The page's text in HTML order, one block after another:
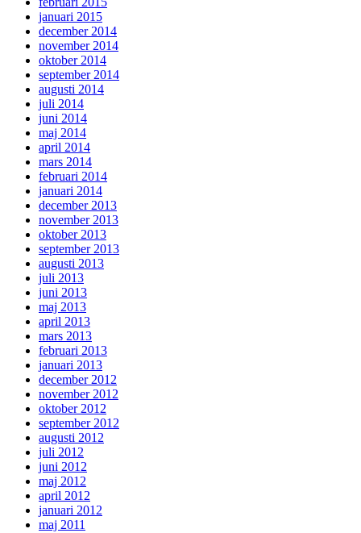
januari 2015
december 2014
november 2014
oktober 2014
september 2014
augusti 2014
juli 2014
juni 2014
maj 2014
april 2014
mars 2014
februari 2014
januari 2014
december 2013
november 2013
oktober 2013
september 2013
augusti 2013
juli 2013
juni 2013
maj 2013
april 2013
mars 2013
februari 2013
januari 2013
december 2012
november 2012
oktober 2012
september 2012
augusti 2012
juli 2012
juni 2012
maj 2012
april 2012
januari 2012
maj 2011